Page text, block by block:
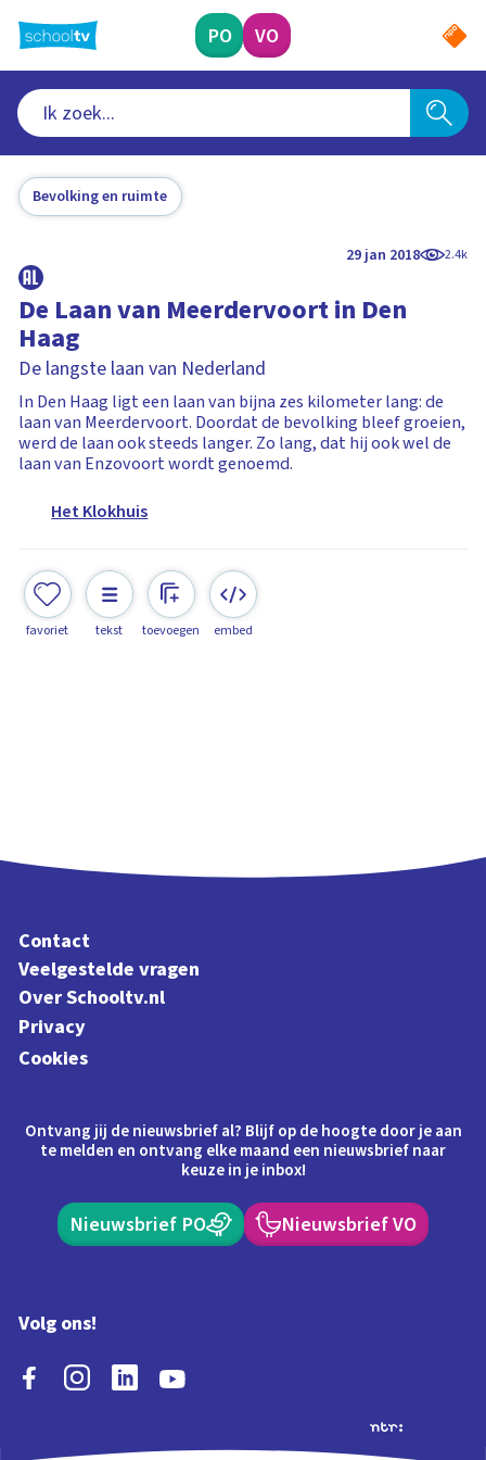
naar
hoofdinhoud
PO VO
Bevolking en ruimte
29 jan 2018 2.4k
De Laan van Meerdervoort in Den
Haag
De langste laan van Nederland
In Den Haag ligt een laan van bijna zes kilometer lang: de
laan van Meerdervoort. Doordat de bevolking bleef groeien,
werd de laan ook steeds langer. Zo lang, dat hij ook wel de
laan van Enzovoort wordt genoemd.
Het Klokhuis
favoriet tekst toevoegen embed
Contact
Veelgestelde vragen
Over Schooltv.nl
Privacy
Cookies
Ontvang jij de nieuwsbrief al? Blijf op de hoogte door je aan
te melden en ontvang elke maand een nieuwsbrief naar
keuze in je inbox!
Nieuwsbrief PO Nieuwsbrief VO
Volg ons!